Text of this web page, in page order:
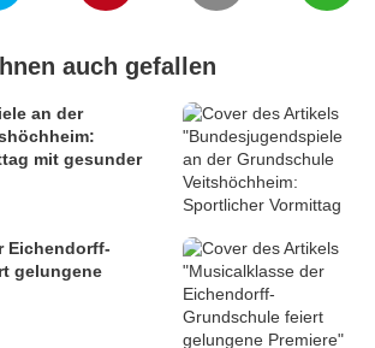
auch gefallen
an der
mit gesunder
Eichendorff-
gelungene